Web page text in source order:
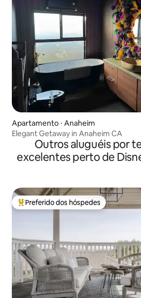
Apartamento ⋅ Anaheim
Elegant Getaway in Anaheim CA
Outros aluguéis por
excelentes perto de
Entre os melhores preferidos dos
Preferido dos hóspedes